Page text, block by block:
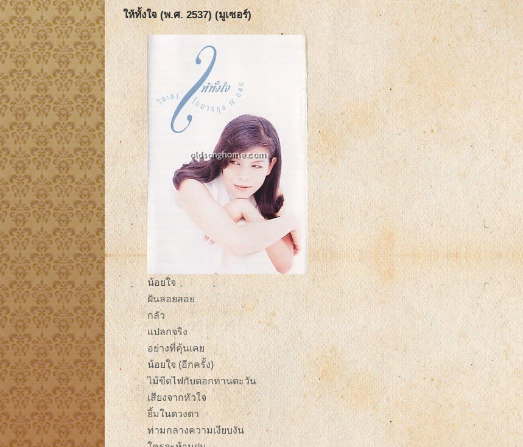
ให้ทั้งใจ (พ.ศ. 2537) (มูเซอร์)
น้อยใจ
ฝันลอยลอย
กลัว
แปลกจริง
อย่างที่คุ้นเคย
น้อยใจ (อีกครั้ง)
ไม้ขีดไฟกับดอกทานตะวัน
เสียงจากหัวใจ
ยิ้มในดวงตา
ท่ามกลางความเงียบงัน